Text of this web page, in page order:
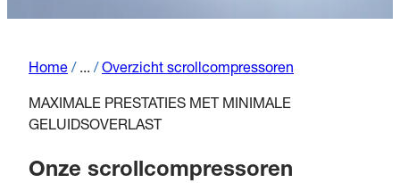
Home / ... / Overzicht scrollcompressoren
MAXIMALE PRESTATIES MET MINIMALE
GELUIDSOVERLAST
Onze scrollcompressoren